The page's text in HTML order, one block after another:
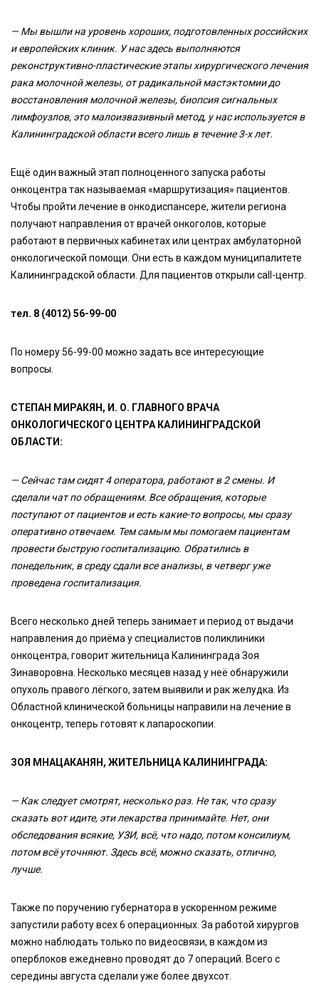
— Мы вышли на уровень хороших, подготовленных российских
и европейских клиник. У нас здесь выполняются
реконструктивно-пластические этапы хирургического лечения
рака молочной железы, от радикальной мастэктомии до
восстановления молочной железы, биопсия сигнальных
лимфоузлов, это малоизвазивный метод, у нас используется в
Калининградской области всего лишь в течение 3-х лет.
Ещё один важный этап полноценного запуска работы
онкоцентра так называемая «маршрутизация» пациентов.
Чтобы пройти лечение в онкодиспансере, жители региона
получают направления от врачей онкоголов, которые
работают в первичных кабинетах или центрах амбулаторной
онкологической помощи. Они есть в каждом муниципалитете
Калининградской области. Для пациентов открыли call-центр.
тел. 8 (4012) 56-99-00
По номеру 56-99-00 можно задать все интересующие
вопросы.
СТЕПАН МИРАКЯН, И. О. ГЛАВНОГО ВРАЧА
ОНКОЛОГИЧЕСКОГО ЦЕНТРА КАЛИНИНГРАДСКОЙ
ОБЛАСТИ:
— Сейчас там сидят 4 оператора, работают в 2 смены. И
сделали чат по обращениям. Все обращения, которые
поступают от пациентов и есть какие-то вопросы, мы сразу
оперативно отвечаем. Тем самым мы помогаем пациентам
провести быструю госпитализацию. Обратились в
понедельник, в среду сдали все анализы, в четверг уже
проведена госпитализация.
Всего несколько дней теперь занимает и период от выдачи
направления до приёма у специалистов поликлиники
онкоцентра, говорит жительница Калининграда Зоя
Зинаворовна. Несколько месяцев назад у неё обнаружили
опухоль правого лёгкого, затем выявили и рак желудка. Из
Областной клинической больницы направили на лечение в
онкоцентр, теперь готовят к лапароскопии.
ЗОЯ МНАЦАКАНЯН, ЖИТЕЛЬНИЦА КАЛИНИНГРАДА:
— Как следует смотрят, несколько раз. Не так, что сразу
сказать вот идите, эти лекарства принимайте. Нет, они
обследования всякие, УЗИ, всё, что надо, потом консилиум,
потом всё уточняют. Здесь всё, можно сказать, отлично,
лучше.
Также по поручению губернатора в ускоренном режиме
запустили работу всех 6 операционных. За работой хирургов
можно наблюдать только по видеосвязи, в каждом из
оперблоков ежедневно проводят до 7 операций. Всего с
середины августа сделали уже более двухсот.